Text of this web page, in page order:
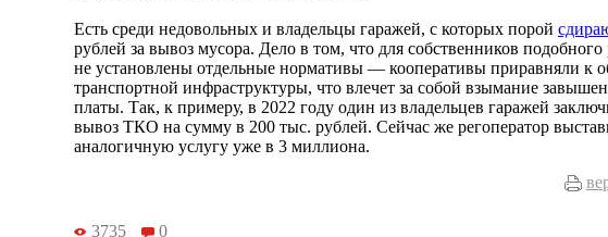
Есть среди недовольных и владельцы гаражей, с которых порой
рублей за вывоз мусора. Дело в том, что для собственников подобного
не установлены отдельные нормативы — кооперативы приравняли к
транспортной инфраструктуры, что влечет за собой взымание
платы. Так, к примеру, в 2022 году один из владельцев гаражей
вывоз ТКО на сумму в 200 тыс. рублей. Сейчас же регоператор
аналогичную услугу уже в 3 миллиона.
3735 0